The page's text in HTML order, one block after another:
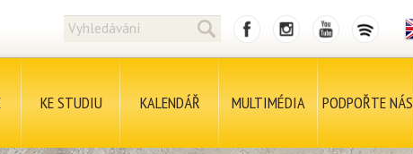
KE STUDIU KALENDÁŘ MULTIMÉDIA PODPOŘTE NÁS